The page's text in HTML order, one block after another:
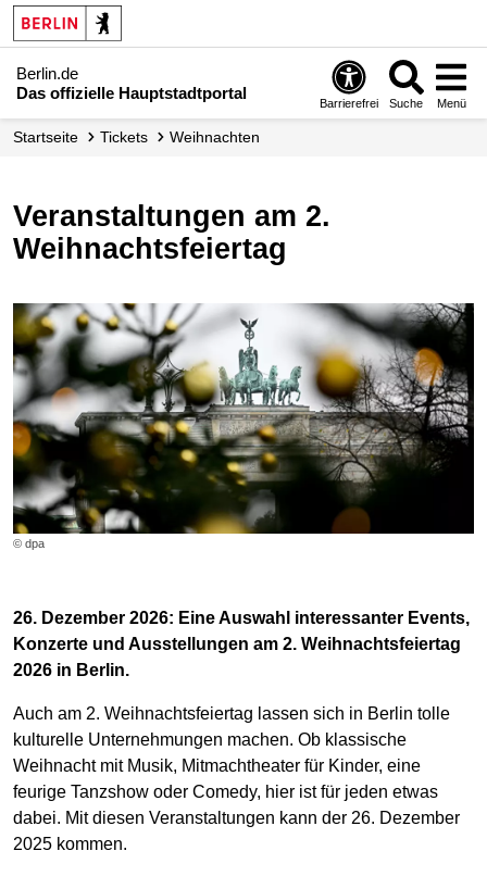
Berlin.de
Das offizielle Hauptstadtportal
Barrierefrei Suche Menü
Startseite Tickets Weihnachten
Veranstaltungen am 2.
Weihnachtsfeiertag
© dpa
26. Dezember 2026: Eine Auswahl interessanter Events,
Konzerte und Ausstellungen am 2. Weihnachtsfeiertag
2026 in Berlin.
Auch am 2. Weihnachtsfeiertag lassen sich in Berlin tolle
kulturelle Unternehmungen machen. Ob klassische
Weihnacht mit Musik, Mitmachtheater für Kinder, eine
feurige Tanzshow oder Comedy, hier ist für jeden etwas
dabei. Mit diesen Veranstaltungen kann der 26. Dezember
2025 kommen.